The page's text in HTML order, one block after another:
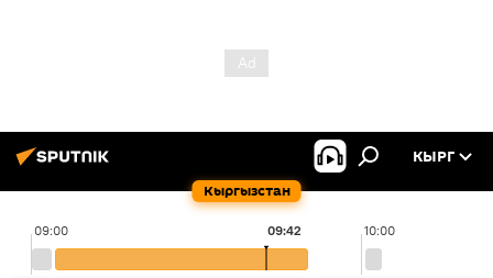
Кыргызстан
КЫРГ
09:00 10:00
09:42